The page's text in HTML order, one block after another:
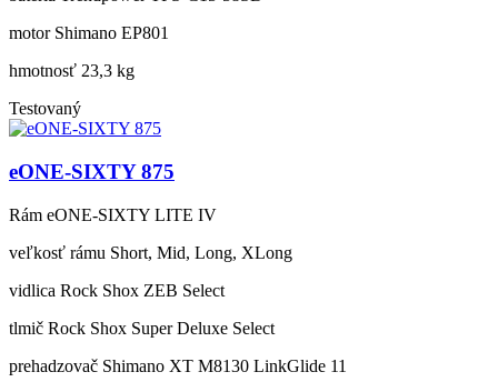
motor Shimano EP801
hmotnosť 23,3 kg
Testovaný
eONE-SIXTY 875
Rám eONE-SIXTY LITE IV
veľkosť rámu Short, Mid, Long, XLong
vidlica Rock Shox ZEB Select
tlmič Rock Shox Super Deluxe Select
prehadzovač Shimano XT M8130 LinkGlide 11